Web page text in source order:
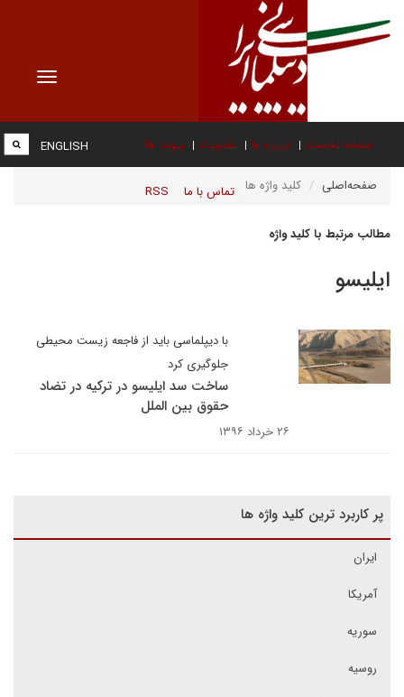
Toggle
صفحه نخست درباره ما عضویت پیوند ها
تماس با ما RSS
ENGLISH
صفحه‌اصلی کلید واژه ها
مطالب مرتبط با کلید واژه
ایلیسو
با دیپلماسی باید از فاجعه زیست محیطی
جلوگیری کرد
ساخت سد ایلیسو در ترکیه در تضاد
حقوق بین الملل
۲۶ خرداد ۱۳۹۶
پر کاربرد ترین کلید واژه ها
ایران
آمریکا
سوریه
روسیه